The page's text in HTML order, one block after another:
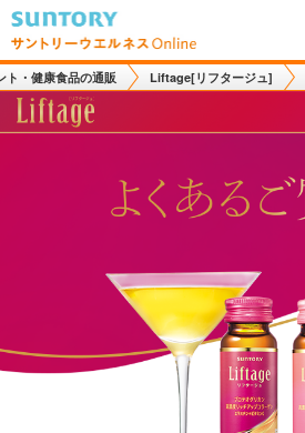
ト・健康食品の通販 Liftage[リフタージュ]